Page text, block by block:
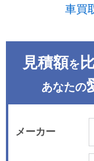
車買
見積額を
あなたの
メーカー